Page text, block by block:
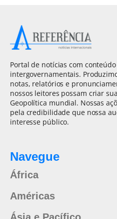
Portal de notícias com
intergovernamentais.
notas, relatórios e
nossos leitores possam criar
Geopolítica mundial. Nossas
pela credibilidade que nossa
interesse público.
Navegue
África
Américas